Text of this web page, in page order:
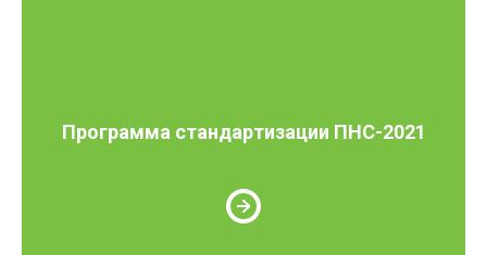
Программа стандартизации ПНС-2021